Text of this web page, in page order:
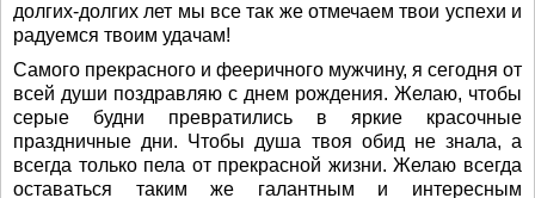
долгих-долгих лет мы все так же отмечаем твои успехи и
радуемся твоим удачам!
Самого прекрасного и фееричного мужчину, я сегодня от
всей души поздравляю с днем рождения. Желаю, чтобы
серые будни превратились в яркие красочные
праздничные дни. Чтобы душа твоя обид не знала, а
всегда только пела от прекрасной жизни. Желаю всегда
оставаться таким же галантным и интересным